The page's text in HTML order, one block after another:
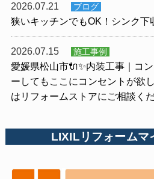
2026.07.21 ブログ
狭いキッチンでもOK！シンク下
2026.07.15 施工事例
愛媛県松山市🔌✨内装工事｜コ
ーしてもここにコンセントが欲
はリフォームストアにご相談く
LIXILリフォームマ